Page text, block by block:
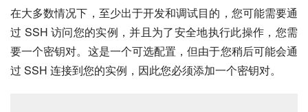
在大多数情况下，至少出于开发和调试目的，您可能需要通
过 SSH 访问您的实例，并且为了安全地执行此操作，您需
要一个密钥对。这是一个可选配置，但由于您稍后可能会通
过 SSH 连接到您的实例，因此您必须添加一个密钥对。